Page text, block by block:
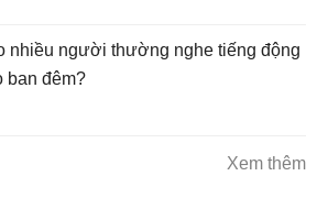
nhiều người thường nghe tiếng động
ban đêm?
Xem thêm